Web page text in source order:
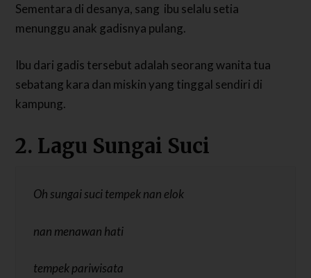
Sementara di desanya, sang ibu selalu setia
menunggu anak gadisnya pulang.
Ibu dari gadis tersebut adalah seorang wanita tua
sebatang kara dan miskin yang tinggal sendiri di
kampung.
2. Lagu Sungai Suci
Oh sungai suci tempek nan elok
nan menawan hati
tempek pariwisata